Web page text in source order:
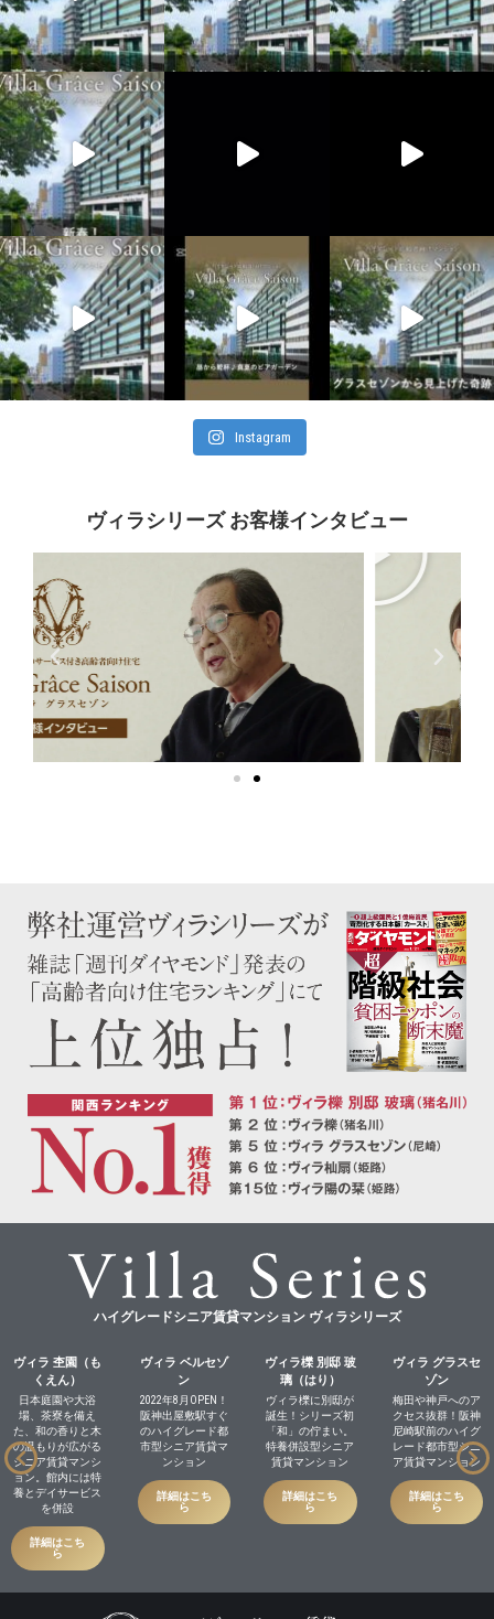
Instagram
ヴィラシリーズ お客様インタビュー
ハイグレードシニア賃貸マンション ヴィラシリーズ
ヴィラ 杢園（も
くえん）
日本庭園や大浴
場、茶寮を備え
た、和の香りと木
の温もりが広がる
シニア賃貸マンシ
ョン。館内には特
養とデイサービス
を併設
詳細はこち
ら
ヴィラ ベルセゾ
ン
2022年8月OPEN！
阪神出屋敷駅すぐ
のハイグレード都
市型シニア賃貸マ
ンション
詳細はこち
ら
ヴィラ櫟 別邸 玻
璃（はり）
ヴィラ櫟に別邸が
誕生！シリーズ初
「和」の佇まい。
特養併設型シニア
賃貸マンション
詳細はこち
ら
ヴィラ グラスセ
ゾン
梅田や神戸へのア
クセス抜群！阪神
尼崎駅前のハイグ
レード都市型シニ
ア賃貸マンション
詳細はこち
ら